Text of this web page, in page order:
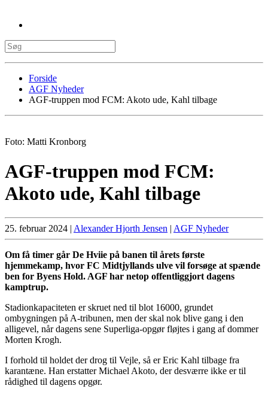
Forside
AGF Nyheder
AGF-truppen mod FCM: Akoto ude, Kahl tilbage
Foto: Matti Kronborg
AGF-truppen mod FCM:
Akoto ude, Kahl tilbage
25. februar 2024 | Alexander Hjorth Jensen | AGF Nyheder
Om få timer går De Hviie på banen til årets første
hjemmekamp, hvor FC Midtjyllands ulve vil forsøge at spænde
ben for Byens Hold. AGF har netop offentliggjort dagens
kamptrup.
Stadionkapaciteten er skruet ned til blot 16000, grundet
ombygningen på A-tribunen, men der skal nok blive gang i den
alligevel, når dagens sene Superliga-opgør fløjtes i gang af dommer
Morten Krogh.
I forhold til holdet der drog til Vejle, så er Eric Kahl tilbage fra
karantæne. Han erstatter Michael Akoto, der desværre ikke er til
rådighed til dagens opgør.